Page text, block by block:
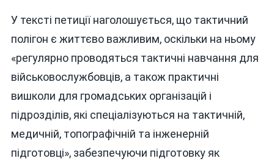
У тексті петиції наголошується, що тактичний
полігон є життєво важливим, оскільки на ньому
«регулярно проводяться тактичні навчання для
військовослужбовців, а також практичні
вишколи для громадських організацій і
підрозділів, які спеціалізуються на тактичній,
медичній, топографічній та інженерній
підготовці», забезпечуючи підготовку як